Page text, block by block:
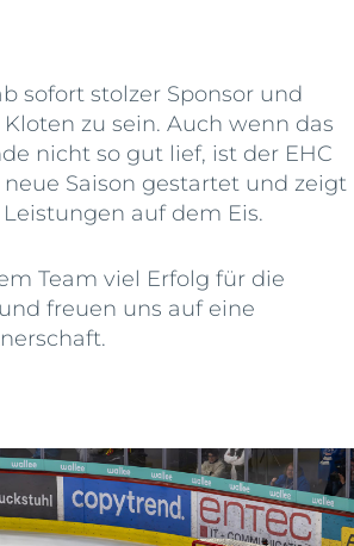
sofort stolzer Sponsor und
zu sein. Auch wenn das
nicht so gut lief, ist der EHC
Saison gestartet und zeigt
auf dem Eis.
Team viel Erfolg für die
freuen uns auf eine